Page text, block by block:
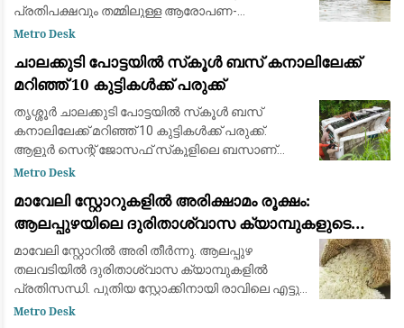
പ്രതിപക്ഷവും തമ്മിലുള്ള ആരോപണ-
പ്രത്യാരോപണങ്ങൾ ശക്തമാകുന്നു. കോന്നി
പ്രവർത്തനങ്ങളിൽ പങ്കെടുത്തില്ലെന്ന കെ. യു
Metro Desk
ചാലക്കുടി പോട്ടയില്‍ സ്‌കൂള്‍ ബസ് കനാലിലേക്ക്
മറിഞ്ഞ് 10 കുട്ടികള്‍ക്ക് പരുക്ക്
തൃശ്ശൂര്‍ ചാലക്കുടി പോട്ടയില്‍ സ്‌കൂള്‍ ബസ്
കനാലിലേക്ക് മറിഞ്ഞ് 10 കുട്ടികള്‍ക്ക് പരുക്ക്.
ആളൂര്‍ സെന്റ് ജോസഫ് സ്‌കൂളിലെ ബസാണ്
കനാലിലേക്ക് വീണത്. കുട്ടികളെ
Metro Desk
മാവേലി സ്റ്റോറുകളിൽ അരിക്ഷാമം രൂക്ഷം:
ആലപ്പുഴയിലെ ദുരിതാശ്വാസ ക്യാമ്പുകളുടെ
പ്രവർത്തനം പ്രതിസന്ധിയിൽ
മാവേലി സ്റ്റോറിൽ അരി തീർന്നു. ആലപ്പുഴ
തലവടിയിൽ ദുരിതാശ്വാസ ക്യാമ്പുകളിൽ
പ്രതിസന്ധി. പുതിയ സ്റ്റോക്കിനായി രാവിലെ എട്ടു
മണി മുതൽ കാത്തിരിപ്പ്. ക്യാമ്പിൽ
Metro Desk